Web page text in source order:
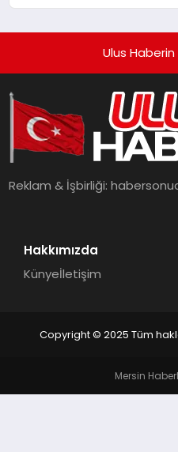
MAGAZIN
SPOR
YAŞAM
Ulus
Reklam & İşbirliği:
Hakkımızda
Künyeİletişim
Copyright © 2025 Tüm
Mersin Haber